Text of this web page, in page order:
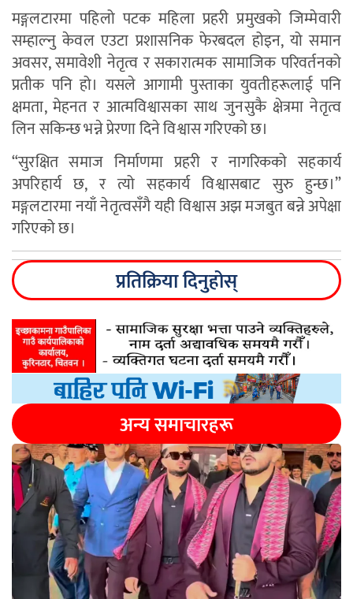
मङ्गलटारमा पहिलो पटक महिला प्रहरी प्रमुखको जिम्मेवारी
सम्हाल्नु केवल एउटा प्रशासनिक फेरबदल होइन, यो समान
अवसर, समावेशी नेतृत्व र सकारात्मक सामाजिक परिवर्तनको
प्रतीक पनि हो। यसले आगामी पुस्ताका युवतीहरूलाई पनि
क्षमता, मेहनत र आत्मविश्वासका साथ जुनसुकै क्षेत्रमा नेतृत्व
लिन सकिन्छ भन्ने प्रेरणा दिने विश्वास गरिएको छ।
“सुरक्षित समाज निर्माणमा प्रहरी र नागरिकको सहकार्य
अपरिहार्य छ, र त्यो सहकार्य विश्वासबाट सुरु हुन्छ।”
मङ्गलटारमा नयाँ नेतृत्वसँगै यही विश्वास अझ मजबुत बन्ने अपेक्षा
गरिएको छ।
प्रतिक्रिया दिनुहोस्
अन्य समाचारहरू